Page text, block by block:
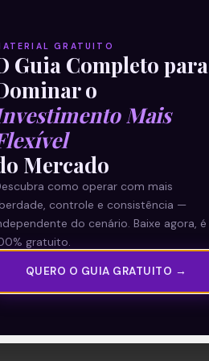
GRATUITO
Guia Completo para
o
Mais
Mercado
como operar com mais
controle e consistência —
do cenário. Baixe agora, é
gratuito.
QUERO O GUIA GRATUITO →